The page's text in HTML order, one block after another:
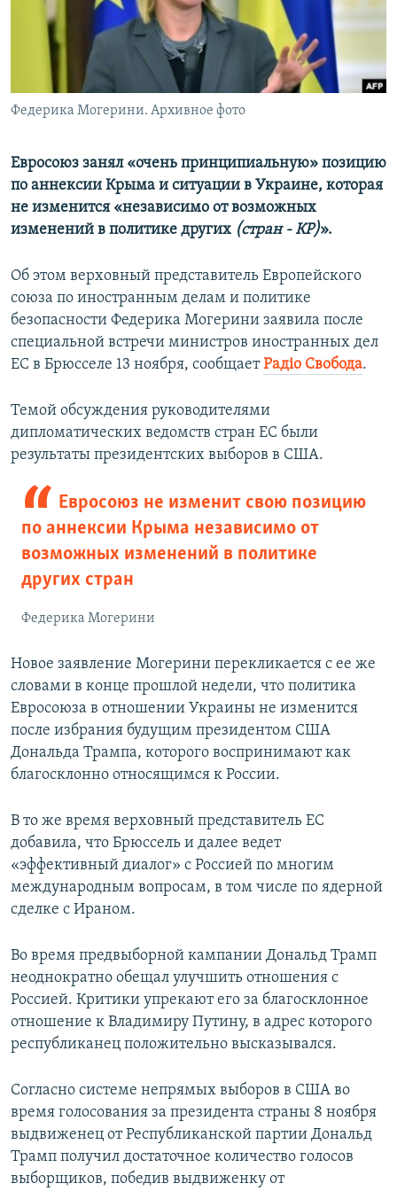
ПОБЕДИТЕЛЕЙ НЕ СУДЯТ?
КРЫМ.НЕПОКОРЕННЫЙ
ELIFBE
УКРАИНСКАЯ ПРОБЛЕМА КРЫМА
ПРИСОЕДИНЯЙТЕСЬ!
Федерика Могерини. Архивное фото
Евросоюз занял «очень принципиальную» позицию
по аннексии Крыма и ситуации в Украине, которая
не изменится «независимо от возможных
изменений в политике других (стран - КР)».
Об этом верховный представитель Европейского
союза по иностранным делам и политике
безопасности Федерика Могерини заявила после
специальной встречи министров иностранных дел
ЕС в Брюсселе 13 ноября, сообщаетРадіо Свобода.
Темой обсуждения руководителями
дипломатических ведомств стран ЕС были
результаты президентских выборов в США.
Евросоюз не изменит свою позицию
по аннексии Крыма независимо от
возможных изменений в политике
других стран
Федерика Могерини
Новое заявление Могерини перекликается с ее же
словами в конце прошлой недели, что политика
Евросоюза в отношении Украины не изменится
после избрания будущим президентом США
Дональда Трампа, которого воспринимают как
благосклонно относящимся к России.
В то же время верховный представитель ЕС
добавила, что Брюссель и далее ведет
«эффективный диалог» с Россией по многим
международным вопросам, в том числе по ядерной
сделке с Ираном.
Во время предвыборной кампании Дональд Трамп
неоднократно обещал улучшить отношения с
Россией. Критики упрекают его за благосклонное
отношение к Владимиру Путину, в адрес которого
республиканец положительно высказывался.
Согласно системе непрямых выборов в США во
время голосования за президента страны 8 ноября
выдвиженец от Республиканской партии Дональд
Трамп получил достаточное количество голосов
выборщиков, победив выдвиженку от